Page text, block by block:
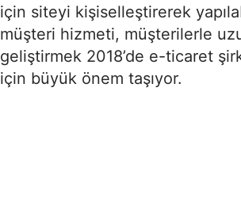
için siteyi kişiselleştirerek
müşteri hizmeti, müşterilerle
geliştirmek 2018’de e-ticaret
için büyük önem taşıyor.